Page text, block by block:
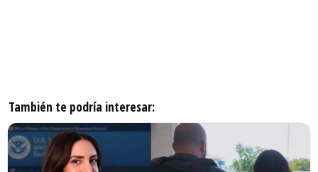
También te podría interesar: